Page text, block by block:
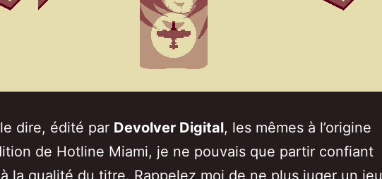
dire, édité par Devolver Digital, les mêmes à l’origine
de Hotline Miami, je ne pouvais que partir confiant
la qualité du titre. Rappelez moi de ne plus juger un jeu